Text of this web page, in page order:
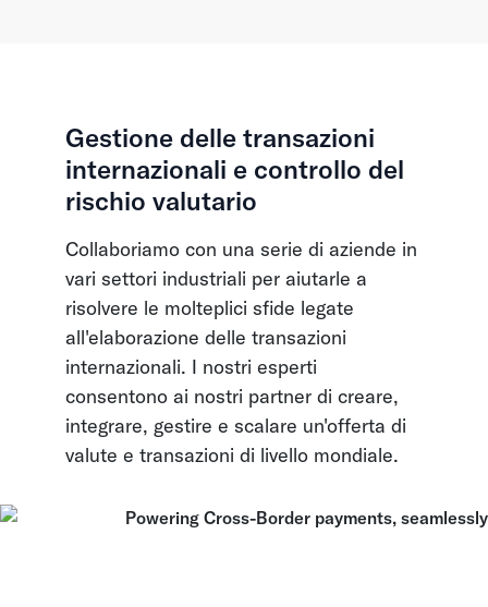
Gestione delle transazioni
internazionali e controllo del
rischio valutario
Collaboriamo con una serie di aziende in
vari settori industriali per aiutarle a
risolvere le molteplici sfide legate
all'elaborazione delle transazioni
internazionali. I nostri esperti
consentono ai nostri partner di creare,
integrare, gestire e scalare un'offerta di
valute e transazioni di livello mondiale.